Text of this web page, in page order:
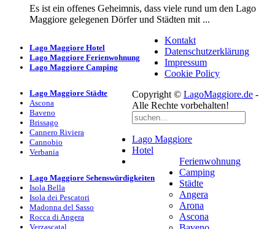
Es ist ein offenes Geheimnis, dass viele rund um den Lago
Maggiore gelegenen Dörfer und Städten mit ...
Lago Maggiore Hotel
Lago Maggiore Ferienwohnung
Lago Maggiore Camping
Lago Maggiore Städte
Ascona
Baveno
Brissago
Cannero Riviera
Cannobio
Verbania
Lago Maggiore Sehenswürdigkeiten
Isola Bella
Isola dei Pescatori
Madonna del Sasso
Rocca di Angera
Verzascatal
Kontakt
Datenschutzerklärung
Impressum
Cookie Policy
Copyright © LagoMaggiore.de -
Alle Rechte vorbehalten!
Lago Maggiore
Hotel
Ferienwohnung
Camping
Städte
Angera
Arona
Ascona